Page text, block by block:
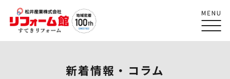
新着情報・コラム